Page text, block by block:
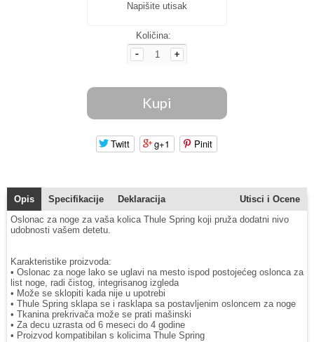
Napišite utisak
Količina:
Twitt g+1 Pinit
Opis Specifikacije Deklaracija
Utisci i Ocene
Oslonac za noge za vaša kolica Thule Spring koji pruža dodatni nivo
udobnosti vašem detetu.
Karakteristike proizvoda:
• Oslonac za noge lako se uglavi na mesto ispod postojećeg oslonca za
list noge, radi čistog, integrisanog izgleda
• Može se sklopiti kada nije u upotrebi
• Thule Spring sklapa se i rasklapa sa postavljenim osloncem za noge
• Tkanina prekrivača može se prati mašinski
• Za decu uzrasta od 6 meseci do 4 godine
• Proizvod kompatibilan s kolicima Thule Spring